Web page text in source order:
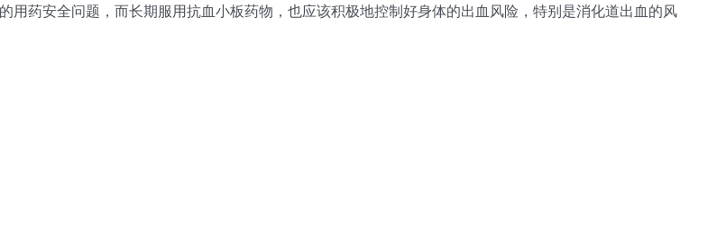
药安全问题，而长期服用抗血小板药物，也应该积极地控制好身体的出血风险，特别是消化道出血的风